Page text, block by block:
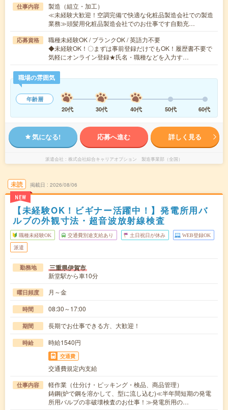
仕事内容
製造（組立・加工）
≪未経験大歓迎！空調完備で快適な化粧品製造会社での製造
業務≫頭髪用化粧品製造会社でのお仕事です自動充…
応募資格
職種未経験OK / ブランクOK / 英語力不要
◆未経験OK！〇まずは事前登録だけでもOK！履歴書不要で
気軽にオンライン登録★氏名・職種などを入力す…
職場の雰囲気
年齢層
20代
30代 40代 50代 60代
気になる! 応募へ進む 詳しく見る
派遣会社 株式会社綜合キャリアオプション 製造事業部（全国）
未読
NEW
掲載日 2026/08/06
【未経験OK！ビギナー活躍中！】発電所用バ
ルブの外観寸法・超音波放射線検査
職種未経験OK 交通費別途支給あり 土日祝日が休み WEB登録OK
派遣
勤務地 三重県伊賀市
新堂駅から車10分
曜日頻度 月～金
時間 08:30～17:00
期間 長期でお仕事できる方、大歓迎！
時給 時給1540円
交通費
交通費規定内支給
仕事内容
軽作業（仕分け・ピッキング・検品、商品管理）
鋳鋼(炉で鋼を溶かして、型に流し込む)≪半年間短期の発電
所用バルブの非破壊検査のお仕事！≫発電所用の…